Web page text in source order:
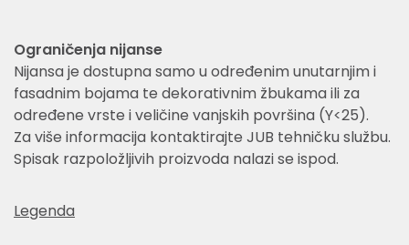
Ograničenja nijanse
Nijansa je dostupna samo u određenim unutarnjim i
fasadnim bojama te dekorativnim žbukama ili za
određene vrste i veličine vanjskih površina (Y<25).
Za više informacija kontaktirajte JUB tehničku službu.
Spisak razpoložljivih proizvoda nalazi se ispod.
Legenda